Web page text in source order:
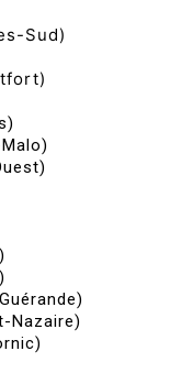
Sud)
Nazaire)